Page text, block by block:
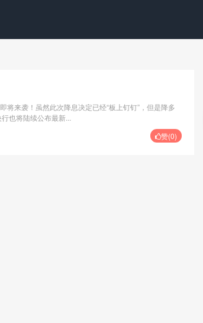
来袭！虽然此次降息决定已经“板上钉钉”，但是降多
也将陆续公布最新...
赞(0)